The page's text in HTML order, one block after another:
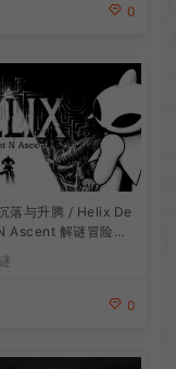
0
落与升腾 / Helix De
Ascent 解谜冒险游
0